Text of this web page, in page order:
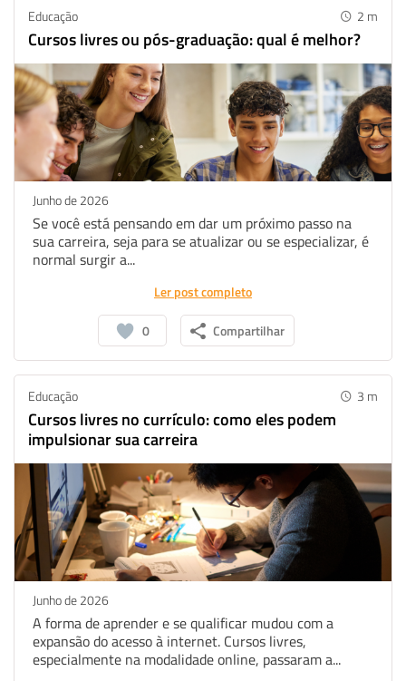
Educação 2 m
Cursos livres ou pós-graduação: qual é melhor?
Junho de 2026
Se você está pensando em dar um próximo passo na
sua carreira, seja para se atualizar ou se especializar, é
normal surgir a...
Ler post completo
0 Compartilhar
Educação 3 m
Cursos livres no currículo: como eles podem
impulsionar sua carreira
Junho de 2026
A forma de aprender e se qualificar mudou com a
expansão do acesso à internet. Cursos livres,
especialmente na modalidade online, passaram a...